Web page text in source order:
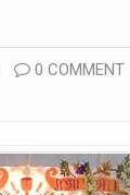
0 COMMENT